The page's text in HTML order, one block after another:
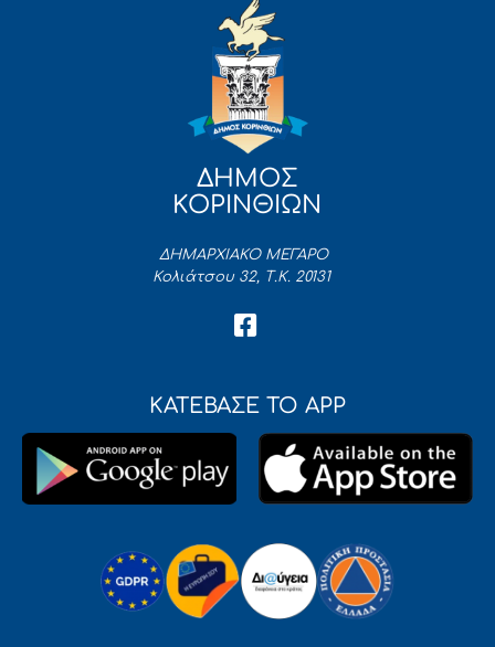
ΔΗΜΟΣ
ΚΟΡΙΝΘΙΩΝ
ΔΗΜΑΡΧΙΑΚΟ ΜΕΓΑΡΟ
Κολιάτσου 32, Τ.Κ. 20131
ΚΑΤΕΒΑΣΕ ΤΟ APP